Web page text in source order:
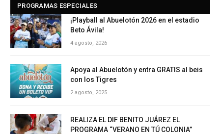
PROGRAMAS ESPECIALES
¡Playball al Abuelotón 2026 en el estadio
Beto Ávila!
4 agosto, 2026
Apoya al Abuelotón y entra GRATIS al beis
con los Tigres
2 agosto, 2025
REALIZA EL DIF BENITO JUÁREZ EL
PROGRAMA “VERANO EN TÚ COLONIA”